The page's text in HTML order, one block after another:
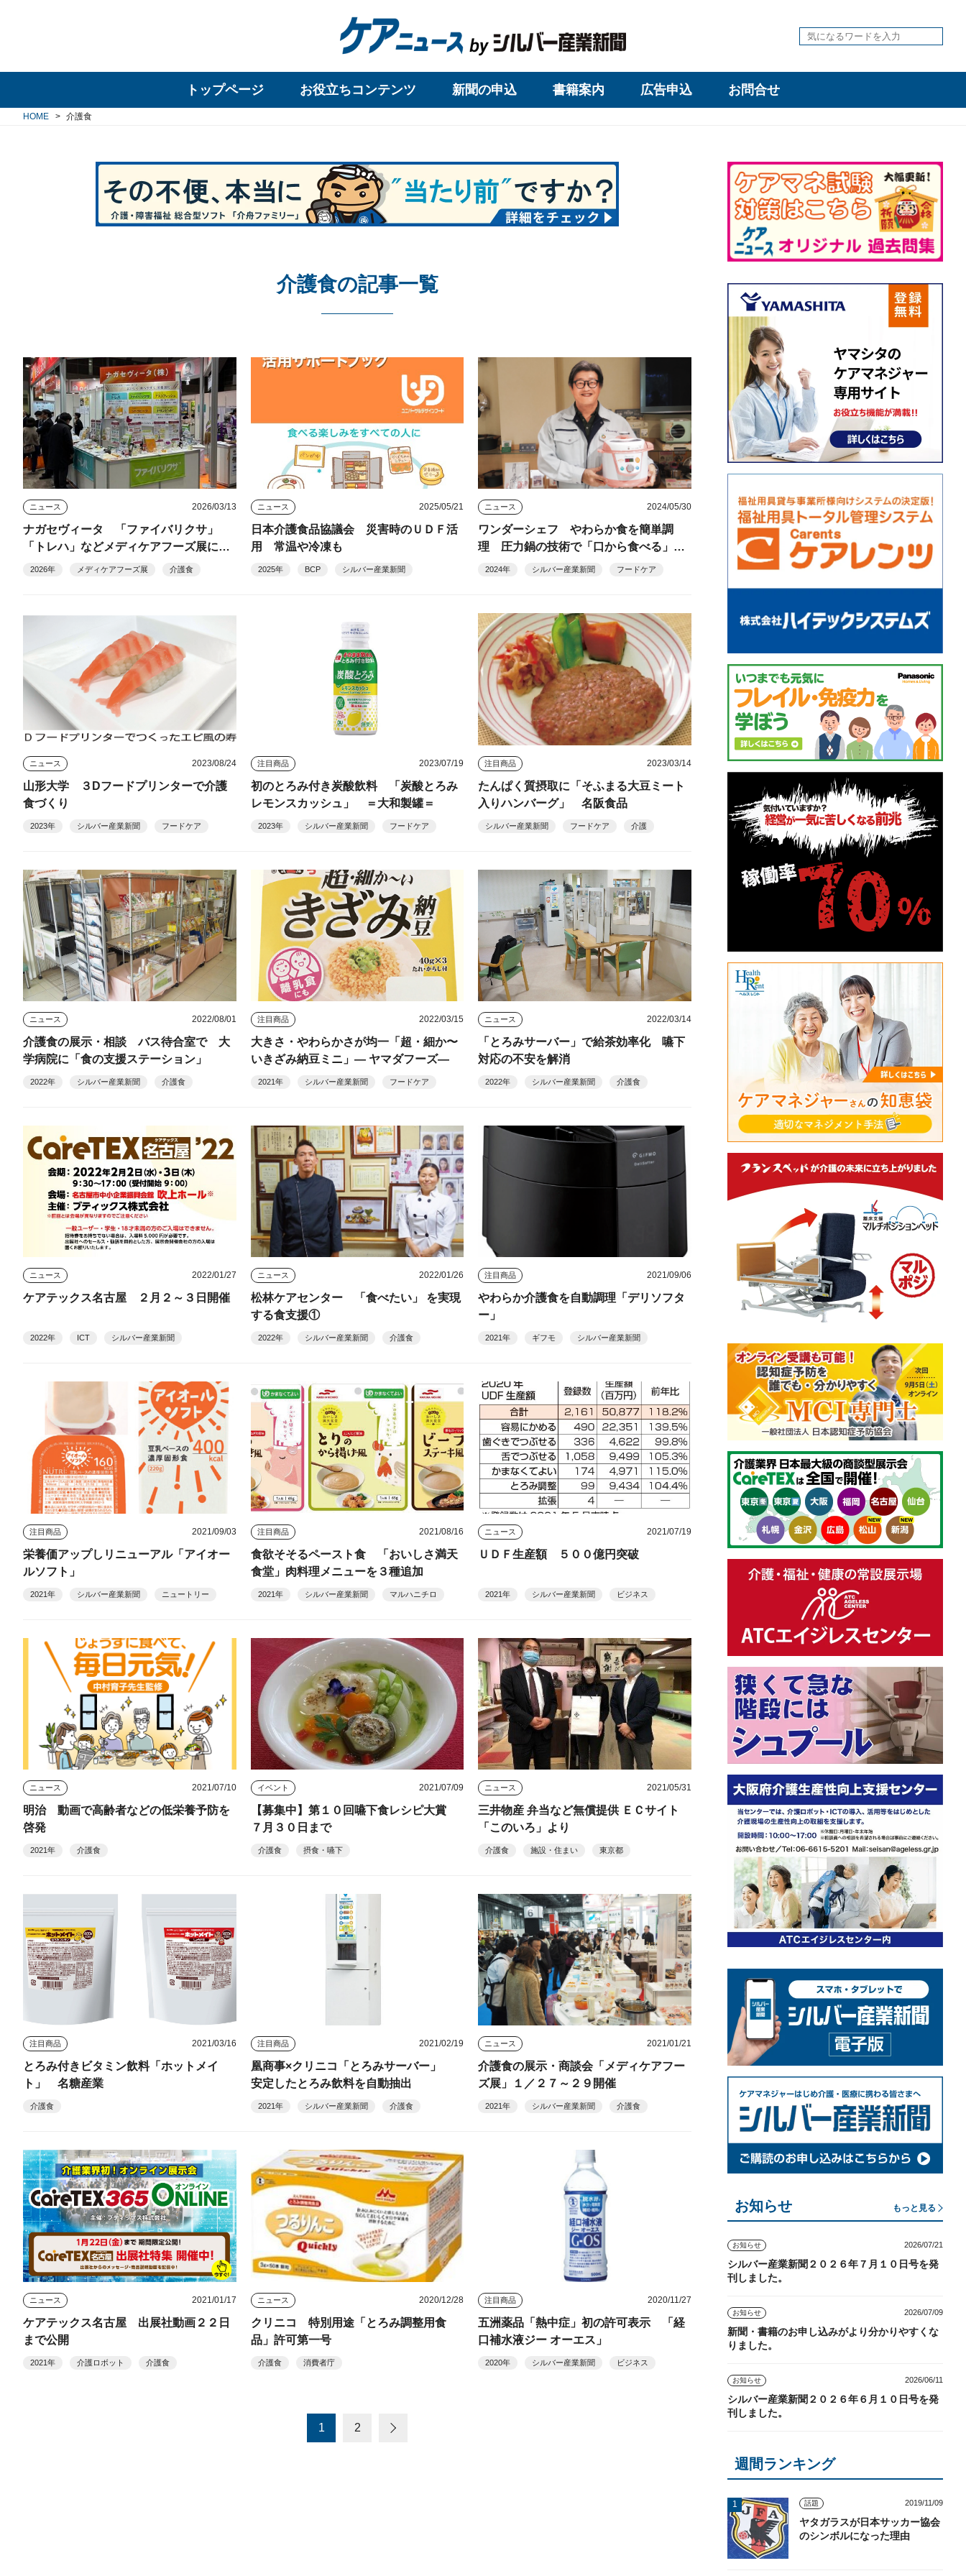
トップページ お役立ちコンテンツ 新聞の申込 書籍案内 広告申込 お問合せ
HOME 介護食
介護食の記事一覧
ニュース 2026/03/13
ナガセヴィータ 「ファイバリクサ」
「トレハ」などメディケアフーズ展に出
展2026年 メディケアフーズ展 介護食
ニュース 2025/05/21
日本介護食品協議会 災害時のＵＤＦ活
用 常温や冷凍も
2025年 BCP シルバー産業新聞
ニュース 2024/05/30
ワンダーシェフ やわらか食を簡単調
理 圧力鍋の技術で「口から食べる」を
支える
2024年 シルバー産業新聞 フードケア
ニュース 2023/08/24
山形大学 ３Dフードプリンターで介護
食づくり
2023年 シルバー産業新聞 フードケア
注目商品 2023/07/19
初のとろみ付き炭酸飲料 「炭酸とろみ
レモンスカッシュ」 ＝大和製罐＝
2023年 シルバー産業新聞 フードケア
注目商品 2023/03/14
たんぱく質摂取に「そふまる大豆ミート
入りハンバーグ」 名阪食品
シルバー産業新聞 フードケア 介護
ニュース 2022/08/01
介護食の展示・相談 バス待合室で 大
学病院に「食の支援ステーション」
2022年 シルバー産業新聞 介護食
注目商品 2022/03/15
大きさ・やわらかさが均一「超・細か〜
いきざみ納豆ミニ」― ヤマダフーズ―
2021年 シルバー産業新聞 フードケア
ニュース 2022/03/14
「とろみサーバー」で給茶効率化 嚥下
対応の不安を解消
2022年 シルバー産業新聞 介護食
ニュース 2022/01/27
ケアテックス名古屋 ２月２～３日開催
2022年 ICT シルバー産業新聞
ニュース 2022/01/26
松林ケアセンター 「食べたい」 を実現
する食支援①
2022年 シルバー産業新聞 介護食
注目商品 2021/09/06
やわらか介護食を自動調理「デリソフタ
ー」
2021年 ギフモ シルバー産業新聞
注目商品 2021/09/03
栄養価アップしリニューアル「アイオー
ルソフト」
2021年 シルバー産業新聞 ニュートリー
注目商品 2021/08/16
食欲そそるペースト食 「おいしさ満天
食堂」肉料理メニューを３種追加
2021年 シルバー産業新聞 マルハニチロ
ニュース 2021/07/19
ＵＤＦ生産額 ５００億円突破
2021年 シルバー産業新聞 ビジネス
ニュース 2021/07/10
明治 動画で高齢者などの低栄養予防を
啓発
2021年 介護食
イベント 2021/07/09
【募集中】第１０回嚥下食レシピ大賞
７月３０日まで
介護食 摂食・嚥下
ニュース 2021/05/31
三井物産 弁当など無償提供 ＥＣサイト
「このいろ」より
介護食 施設・住まい 東京都
注目商品 2021/03/16
とろみ付きビタミン飲料「ホットメイ
ト」 名糖産業
介護食
注目商品 2021/02/19
凰商事×クリニコ「とろみサーバー」
安定したとろみ飲料を自動抽出
2021年 シルバー産業新聞 介護食
ニュース 2021/01/21
介護食の展示・商談会「メディケアフー
ズ展」１／２７～２９開催
2021年 シルバー産業新聞 介護食
ニュース 2021/01/17
ケアテックス名古屋 出展社動画２２日
まで公開
2021年 介護ロボット 介護食
ニュース 2020/12/28
クリニコ 特別用途「とろみ調整用食
品」許可第一号
介護食 消費者庁
注目商品 2020/11/27
五洲薬品「熱中症」初の許可表示 「経
口補水液ジー オーエス」
2020年 シルバー産業新聞 ビジネス
1 2
お知らせ もっと見る
お知らせ 2026/07/21
シルバー産業新聞２０２６年７月１０日号を発
刊しました。
お知らせ 2026/07/09
新聞・書籍のお申し込みがより分かりやすくな
りました。
お知らせ 2026/06/11
シルバー産業新聞２０２６年６月１０日号を発
刊しました。
週間ランキング
話題 2019/11/09
ヤタガラスが日本サッカー協会
のシンボルになった理由